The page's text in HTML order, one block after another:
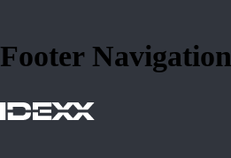
Footer Navigation